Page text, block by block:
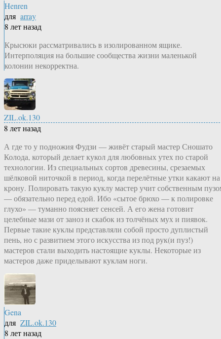
Henren
для array
8 лет назад
Крысюки рассматривались в изолированном ящике.
Интерполяция на большие сообщества жизни маленькой
колонии некорректна.
ZIL.ok.130
8 лет назад
А где то у подножия Фудзи — живёт старый мастер Сношато
Колода, который делает кукол для любовных утех по старой
технологии. Из специальных сортов древесины, срезаемых
шёлковой ниточкой в период, когда перелётные утки какают на
крону. Полировать такую куклу мастер учит собственным
— обязательно перед едой. Ибо «сытое брюхо — к полировке
глухо» — туманно поясняет сенсей. А его жена готовит
целебные мази от заноз и скабок из толчёных мух и пиявок.
Первые такие куклы представляли собой просто дуплистый
пень, но с развитием этого искусства из под рук(и пуз!)
мастеров стали выходить настоящие куклы. Некоторые из
мастеров даже приделывают куклам ноги.
Gena
для ZIL.ok.130
8 лет назад